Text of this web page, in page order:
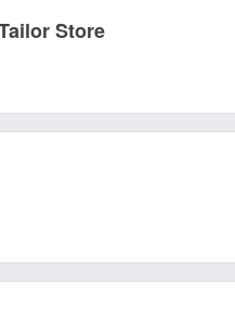
Store